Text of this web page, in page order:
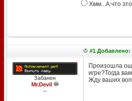
Хмм...А что
#1 Добавлено:
Забанен
Mr.Devil
--
Произошла
игре?Тогда
Жду ваших